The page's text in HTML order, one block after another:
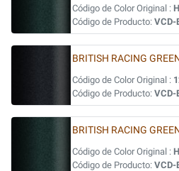
Código de Color Original :
Código de Producto: VCD-
BRITISH RACING
Código de Color Original :
Código de Producto: VCD-
BRITISH RACING
Código de Color Original :
Código de Producto: VCD-